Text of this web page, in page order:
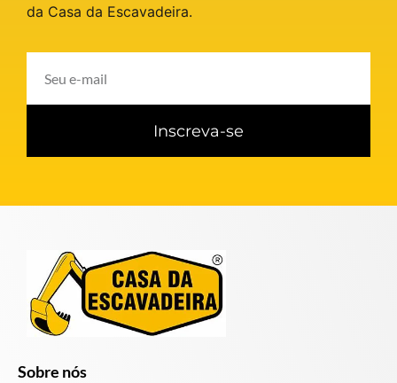
da Casa da Escavadeira.
Inscreva-se
Sobre nós